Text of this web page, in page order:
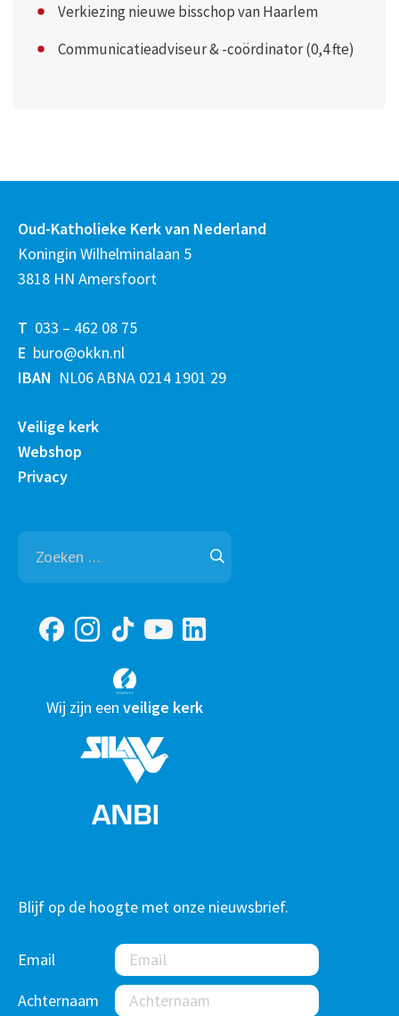
Verkiezing nieuwe bisschop van Haarlem
Communicatieadviseur & -coördinator (0,4 fte)
Oud-Katholieke Kerk van Nederland
Koningin Wilhelminalaan 5
3818 HN Amersfoort
T 033 – 462 08 75
E buro@okkn.nl
IBAN NL06 ABNA 0214 1901 29
Veilige kerk
Webshop
Privacy
Zoeken
naar:
Wij zijn een veilige kerk
Blijf op de hoogte met onze nieuwsbrief.
Email
Achternaam